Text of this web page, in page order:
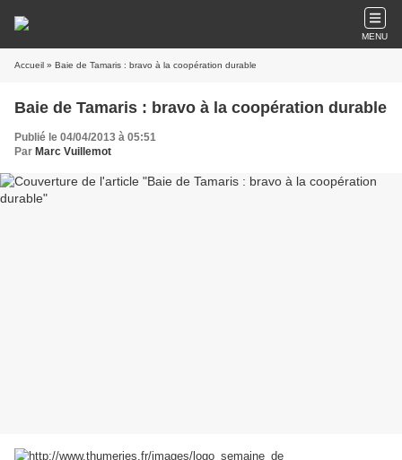
MENU
Accueil » Baie de Tamaris : bravo à la coopération durable
Baie de Tamaris : bravo à la coopération durable
Publié le 04/04/2013 à 05:51
Par Marc Vuillemot